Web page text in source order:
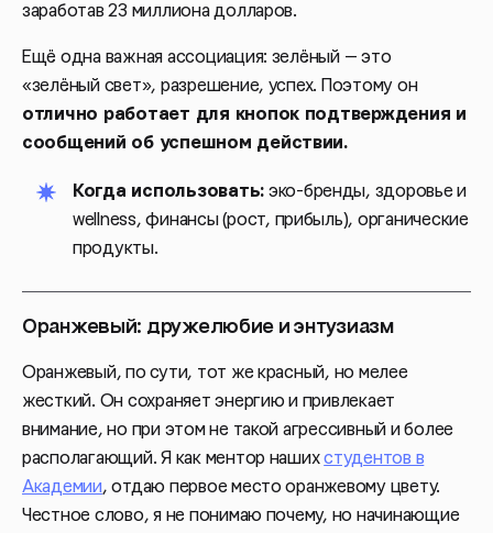
заработав 23 миллиона долларов.
Ещё одна важная ассоциация: зелёный — это
«зелёный свет», разрешение, успех. Поэтому он
отлично работает для кнопок подтверждения и
сообщений об успешном действии.
Когда использовать: эко-бренды, здоровье и
wellness, финансы (рост, прибыль), органические
продукты.
Оранжевый: дружелюбие и энтузиазм
Оранжевый, по сути, тот же красный, но мелее
жесткий. Он сохраняет энергию и привлекает
внимание, но при этом не такой агрессивный и более
располагающий. Я как ментор нашихстудентов в
Академии, отдаю первое место оранжевому цвету.
Честное слово, я не понимаю почему, но начинающие